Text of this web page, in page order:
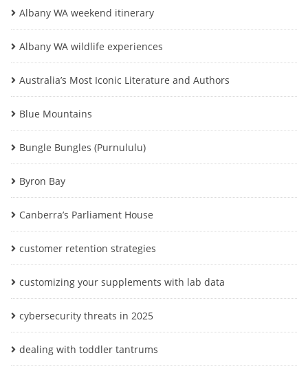
Albany WA weekend itinerary
Albany WA wildlife experiences
Australia’s Most Iconic Literature and Authors
Blue Mountains
Bungle Bungles (Purnululu)
Byron Bay
Canberra’s Parliament House
customer retention strategies
customizing your supplements with lab data
cybersecurity threats in 2025
dealing with toddler tantrums